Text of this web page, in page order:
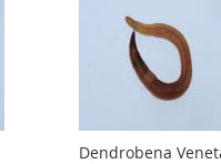
Dendrobena